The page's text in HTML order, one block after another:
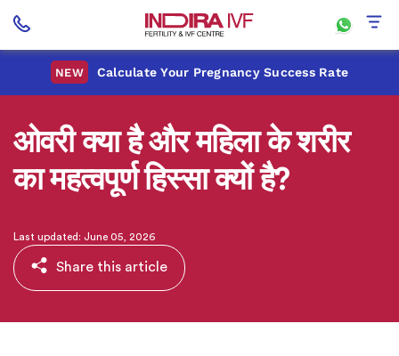
NEW Calculate Your Pregnancy Success Rate
ओवरी क्या है और महिला के शरीर
का महत्वपूर्ण हिस्सा क्यों है?
Last updated: June 05, 2026
Share this article